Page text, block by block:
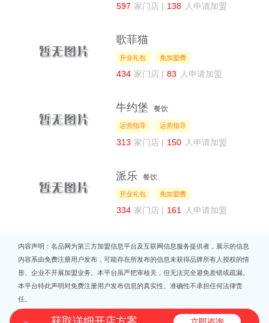
597 家门店 | 138 人申请加盟
歌菲猫
开业礼包 免加盟费
434 家门店 | 83 人申请加盟
牛约堡 餐饮
运营指导 运营指导
313 家门店 | 150 人申请加盟
派乐 餐饮
开业礼包 免加盟费
334 家门店 | 161 人申请加盟
内容声明：名品网为第三方加盟信息平台及互联网信息服务提供者，展示的信息
内容系由免费注册用户发布，可能存在所发布的信息未获得品牌所有人授权的情
形、企业不开展加盟业务。本平台虽严把审核关，但无法完全避免差错或疏漏。
本平台特此声明对免费注册用户发布信息的真实性、准确性不承担任何法律责
任。